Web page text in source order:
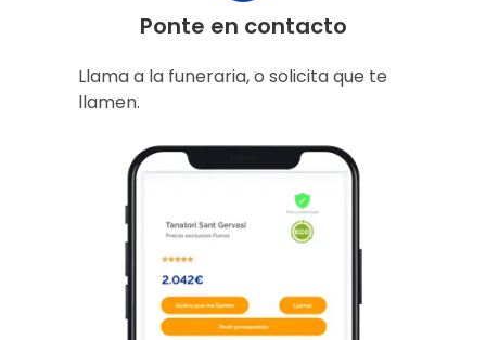
Ponte en contacto
Llama a la funeraria, o solicita que te
llamen.